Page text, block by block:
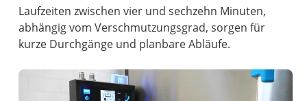
Laufzeiten zwischen vier und sechzehn Minuten,
abhängig vom Verschmutzungsgrad, sorgen für
kurze Durchgänge und planbare Abläufe.